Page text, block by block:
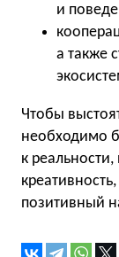
и
а также
Чтобы
необходимо
к
позитивный